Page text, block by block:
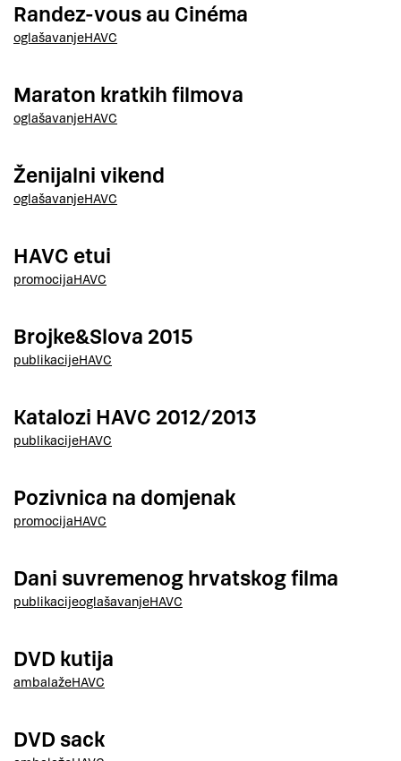
Randez-vous au Cinéma
oglašavanjeHAVC
Maraton kratkih filmova
oglašavanjeHAVC
Ženijalni vikend
oglašavanjeHAVC
HAVC etui
promocijaHAVC
Brojke&Slova 2015
publikacijeHAVC
Katalozi HAVC 2012/2013
publikacijeHAVC
Pozivnica na domjenak
promocijaHAVC
Dani suvremenog hrvatskog filma
publikacijeoglašavanjeHAVC
DVD kutija
ambalažeHAVC
DVD sack